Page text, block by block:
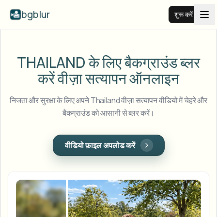
bgblur शुरू करें
सभी उदाहरण देखें
पूरी उदाहरण लाइब्रेरी ब्राउज़ करें
चेहरा ब्लर
लाइसेंस प्लेट ब्लर
Browse every blur tool in one place
स्कूल और शिक्षा
संसाधन
THAILAND के लिए बैकग्राउंड ब्लर
करेंवीज़ा सत्यापन ऑनलाइन
निजता और सुरक्षा के लिए अपने Thailand वीज़ा सत्यापन वीडियो में चेहरे और
बैकग्राउंड को आसानी से ब्लर करें।
वीडियो फ़ाइल अपलोड करें